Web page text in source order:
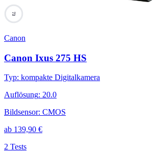
73
Canon
Canon Ixus 275 HS
Typ: kompakte Digitalkamera
Auflösung: 20.0
Bildsensor: CMOS
ab 139,90 €
2 Tests